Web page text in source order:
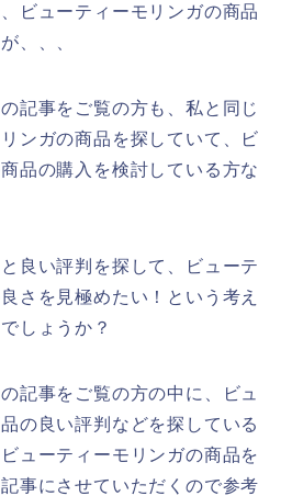
ビューティーモリンガの商品
、、、
記事をご覧の方も、私と同じ
ンガの商品を探していて、ビ
品の購入を検討している方な
良い評判を探して、ビューテ
さを見極めたい！という考え
しょうか？
記事をご覧の方の中に、ビュ
の良い評判などを探している
ューティーモリンガの商品を
事にさせていただくので参考